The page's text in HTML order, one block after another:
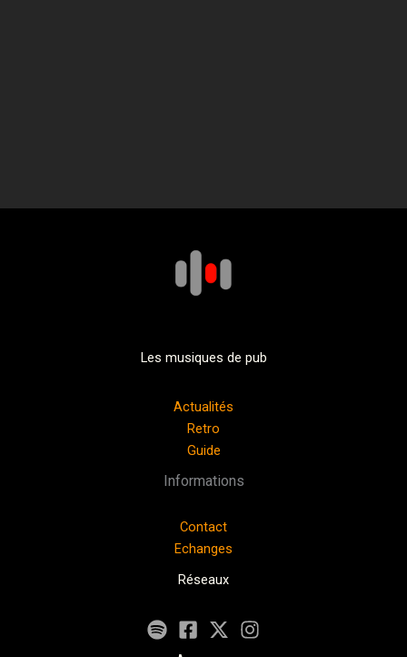
Les musiques de pub
Actualités
Retro
Guide
Informations
Contact
Echanges
Réseaux